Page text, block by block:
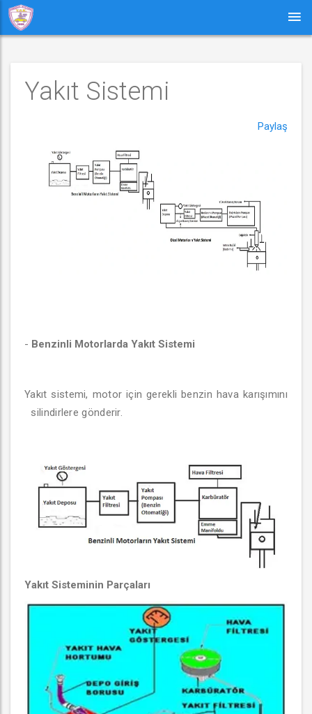
Yakıt Sistemi
Paylaş
- Benzinli Motorlarda Yakıt Sistemi
Yakıt sistemi, motor için gerekli benzin hava karışımını
silindirlere gönderir.
Yakıt Sisteminin Parçaları